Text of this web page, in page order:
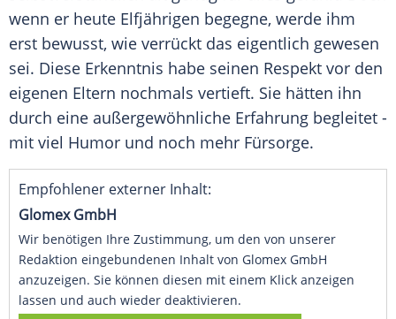
wenn er heute Elfjährigen begegne, werde ihm
erst bewusst, wie verrückt das eigentlich gewesen
sei. Diese Erkenntnis habe seinen Respekt vor den
eigenen Eltern nochmals vertieft. Sie hätten ihn
durch eine außergewöhnliche Erfahrung begleitet -
mit viel Humor und noch mehr Fürsorge.
Empfohlener externer Inhalt:
Glomex GmbH
Wir benötigen Ihre Zustimmung, um den von unserer
Redaktion eingebundenen Inhalt von Glomex GmbH
anzuzeigen. Sie können diesen mit einem Klick anzeigen
lassen und auch wieder deaktivieren.